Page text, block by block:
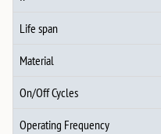
Life span
Material
On/Off Cycles
Operating Frequency